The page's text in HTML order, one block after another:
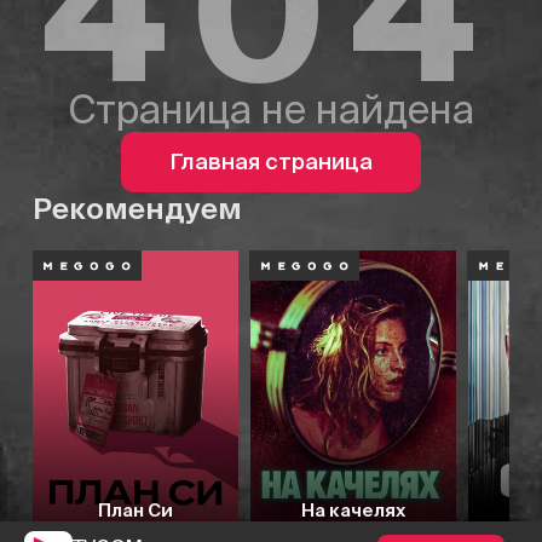
Страница не найдена
Главная страница
Рекомендуем
План Си На качелях